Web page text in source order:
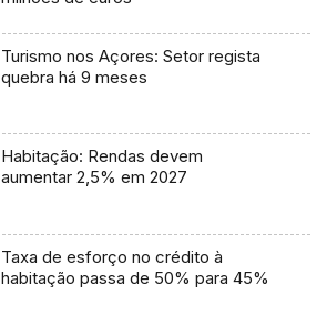
Turismo nos Açores: Setor regista
quebra há 9 meses
Habitação: Rendas devem
aumentar 2,5% em 2027
Taxa de esforço no crédito à
habitação passa de 50% para 45%